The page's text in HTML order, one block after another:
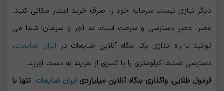
دیگر نیازی نیست سرمایه خود را صرف خرید اعتبار مکانی کنید.
عصر، عصرِ دسترسی و سرعت است، نه آجر و سیمان! شما می
توانید با راه ‌اندازی یک بنگاه آنلاین ضایعات در ایران ضایعات،
دسترسی صدها کیلومتری را با کسری از هزینه به دست آورید.
فرمول طلایی: واگذاری بنگاه آنلاین میلیاردی ایران ضایعات تنها با